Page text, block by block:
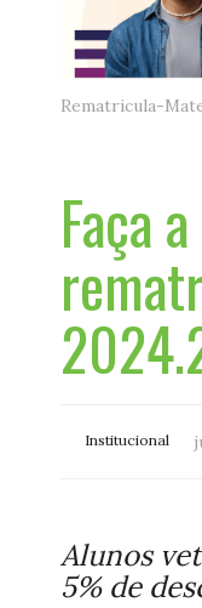
Rematricula-
Faça
Institucional
Alunos
5% de